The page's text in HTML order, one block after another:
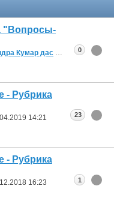
"Вопросы-
Кумар дас 03:11
0
- Рубрика
14:21 23
- Рубрика
16:23 1